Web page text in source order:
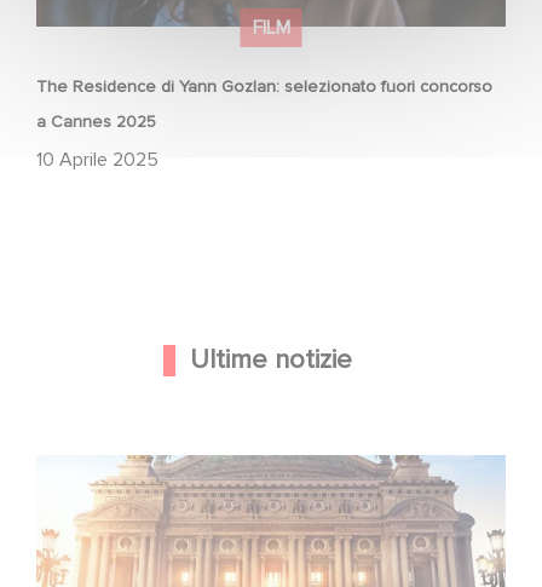
FILM
The Residence di Yann Gozlan: selezionato fuori concorso
a Cannes 2025
10 Aprile 2025
Ultime notizie
Gaumont e Good Hero annunciano il seguito di Ballerina